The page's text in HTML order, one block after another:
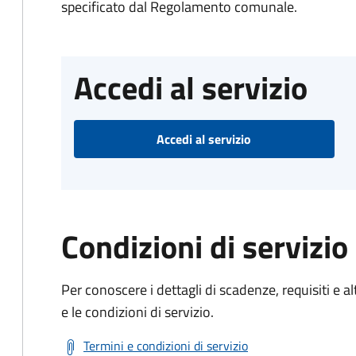
specificato dal Regolamento comunale.
Accedi al servizio
Accedi al servizio
Condizioni di servizio
Per conoscere i dettagli di scadenze, requisiti e
e le condizioni di servizio.
Termini e condizioni di servizio